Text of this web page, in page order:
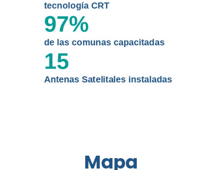
tecnología CRT
de las comunas capacitadas
97%
Antenas Satelitales instaladas
15
Mapa